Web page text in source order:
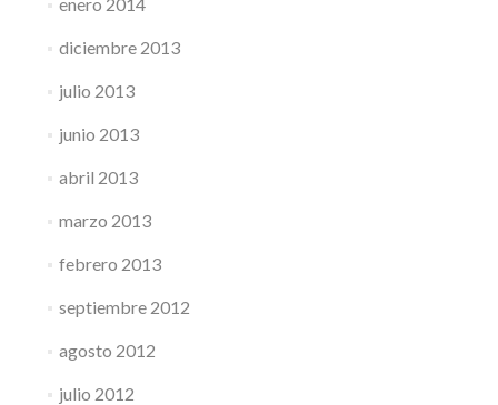
diciembre 2013
julio 2013
junio 2013
abril 2013
marzo 2013
febrero 2013
septiembre 2012
agosto 2012
julio 2012